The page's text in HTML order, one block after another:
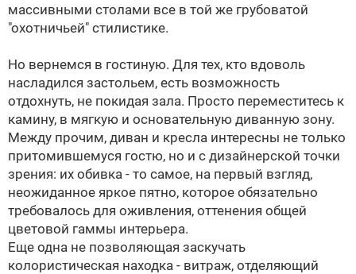
массивными столами все в той же грубоватой
"охотничьей" стилистике.
Но вернемся в гостиную. Для тех, кто вдоволь
насладился застольем, есть возможность
отдохнуть, не покидая зала. Просто переместитесь к
камину, в мягкую и основательную диванную зону.
Между прочим, диван и кресла интересны не только
притомившемуся гостю, но и с дизайнерской точки
зрения: их обивка - то самое, на первый взгляд,
неожиданное яркое пятно, которое обязательно
требовалось для оживления, оттенения общей
цветовой гаммы интерьера.
Еще одна не позволяющая заскучать
колористическая находка - витраж, отделяющий